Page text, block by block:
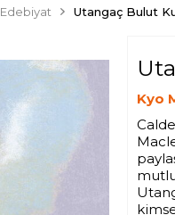
Utangaç Bulut
Kyo